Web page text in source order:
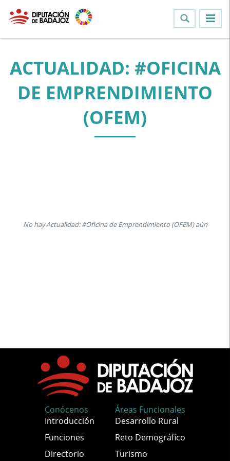
ACTUALIDAD: #OFICINA
DE EMPRENDIMIENTO
(OFEM)
No hay Actualidad: #Oficina de Emprendimiento (OFEM) aún
Conócenos
Introducción
Funciones
Directorio
Áreas Funcionales
Desarrollo Rural
Reto Demográfico
Turismo